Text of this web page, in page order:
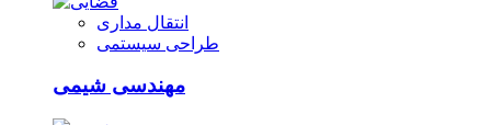
انتقال مداری
طراحی سیستمی
مهندسی شیمی